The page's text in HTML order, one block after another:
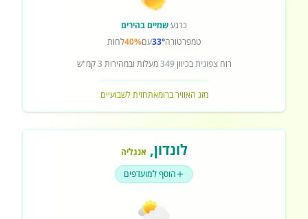
כרגעשמיים בהירים
טמפרטורה33°עם40%לחות
רוחצפוניתבכיוון349מעלות ובמהירות 3קמ"ש
מזג האוויר ברומאתחזית לשבועיים
לונדון, אנגליה
הוסף למועדפים